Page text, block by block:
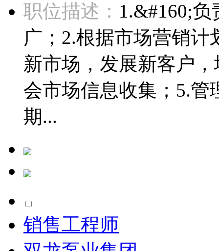
职位描述： 1.&#160;
广；2.根据市场营销
新市场，发展新客户
会市场信息收集；5.
期...
销售工程师